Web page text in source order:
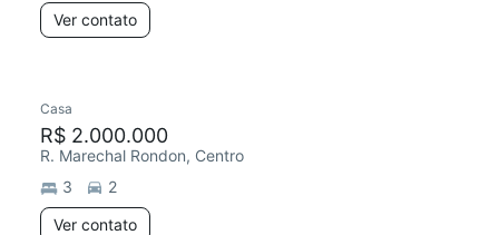
Ver contato
Casa
R$ 2.000.000
R. Marechal Rondon, Centro
3
2
Ver contato